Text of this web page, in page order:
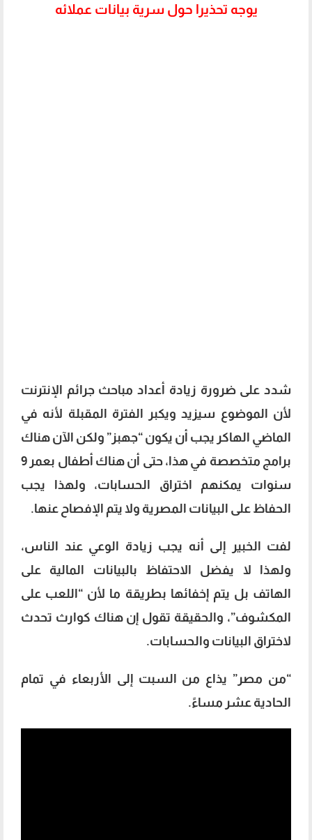
يوجه تحذيرا حول سرية بيانات عملائه
شدد على ضرورة زيادة أعداد مباحث جرائم الإنترنت
لأن الموضوع سيزيد ويكبر الفترة المقبلة لأنه في
الماضي الهاكر يجب أن يكون “جهبز” ولكن الآن هناك
برامج متخصصة في هذا، حتى أن هناك أطفال بعمر 9
سنوات يمكنهم اختراق الحسابات، ولهذا يجب
الحفاظ على البيانات المصرية ولا يتم الإفصاح عنها.
لفت الخبير إلى أنه يجب زيادة الوعي عند الناس،
ولهذا لا يفضل الاحتفاظ بالبيانات المالية على
الهاتف بل يتم إخفائها بطريقة ما لأن “اللعب على
المكشوف”، والحقيقة تقول إن هناك كوارث تحدث
لاختراق البيانات والحسابات.
“من مصر” يذاع من السبت إلى الأربعاء في تمام
الحادية عشر مساءً.